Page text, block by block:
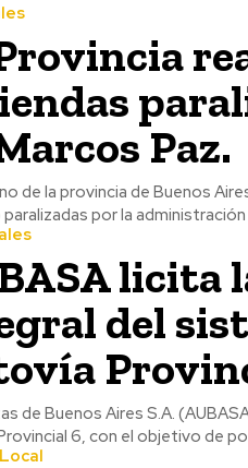
Paz.
de la provincia de Buenos
por la administración
licita
del
de Buenos Aires S.A.
6, con el objetivo de